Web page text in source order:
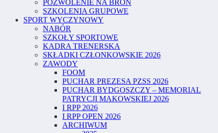
POZWOLENIE NA BROŃ
SZKOLENIA GRUPOWE
SPORT WYCZYNOWY
NABÓR
SZKOŁY SPORTOWE
KADRA TRENERSKA
SKŁADKI CZŁONKOWSKIE 2026
ZAWODY
FOOM
PUCHAR PREZESA PZSS 2026
PUCHAR BYDGOSZCZY – MEMORIAL
PATRYCJI MAKOWSKIEJ 2026
I RPP 2026
I RPP OPEN 2026
ARCHIWUM